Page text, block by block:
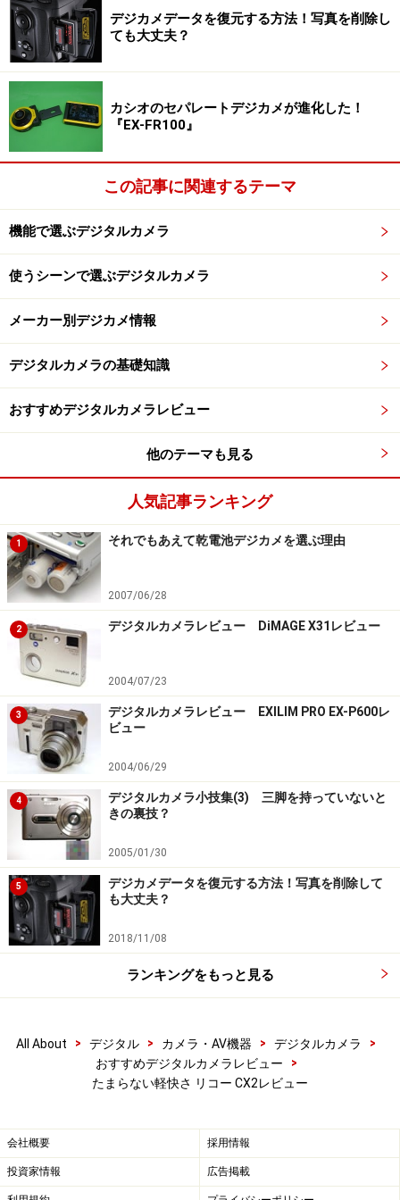
デジカメデータを復元する方法！写真を削除し
ても大丈夫？
カシオのセパレートデジカメが進化した！
『EX-FR100』
この記事に関連するテーマ
機能で選ぶデジタルカメラ
使うシーンで選ぶデジタルカメラ
メーカー別デジカメ情報
デジタルカメラの基礎知識
おすすめデジタルカメラレビュー
他のテーマも見る
人気記事ランキング
1 それでもあえて乾電池デジカメを選ぶ理由
2007/06/28
2 デジタルカメラレビュー DiMAGE X31レビュー
2004/07/23
3
デジタルカメラレビュー EXILIM PRO EX-P600レ
ビュー
2004/06/29
4
デジタルカメラ小技集(3) 三脚を持っていないと
きの裏技？
2005/01/30
5
デジカメデータを復元する方法！写真を削除して
も大丈夫？
2018/11/08
ランキングをもっと見る
All About > デジタル > カメラ・AV機器 > デジタルカメラ
>
おすすめデジタルカメラレビュー
>
たまらない軽快さ リコー CX2レビュー
会社概要 採用情報
投資家情報 広告掲載